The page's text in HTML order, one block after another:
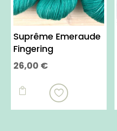
Suprême Emeraude
Fingering
26,00 €

produit